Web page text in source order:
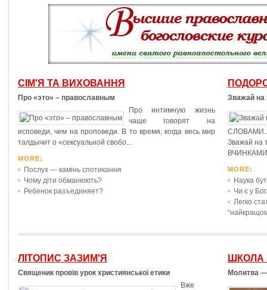
СІМ'Я ТА ВИХОВАННЯ
Про «это» – православным
Про интимную жизнь
чаще говорят на
исповеди, чем на проповеди. В то время, когда весь мир
талдычит о «сексуальной свобо...
MORE:
Послух — камінь спотикання
Чому діти обманюють?
Ребенок разъединяет?
Зважай на
Зважай на
MORE:
Наука
Чи є у
Легко
ЛІТОПИС ЗАЗИМ'Я
Священик провів урок християнської етики
Вже
ШКОЛА
Молитва —